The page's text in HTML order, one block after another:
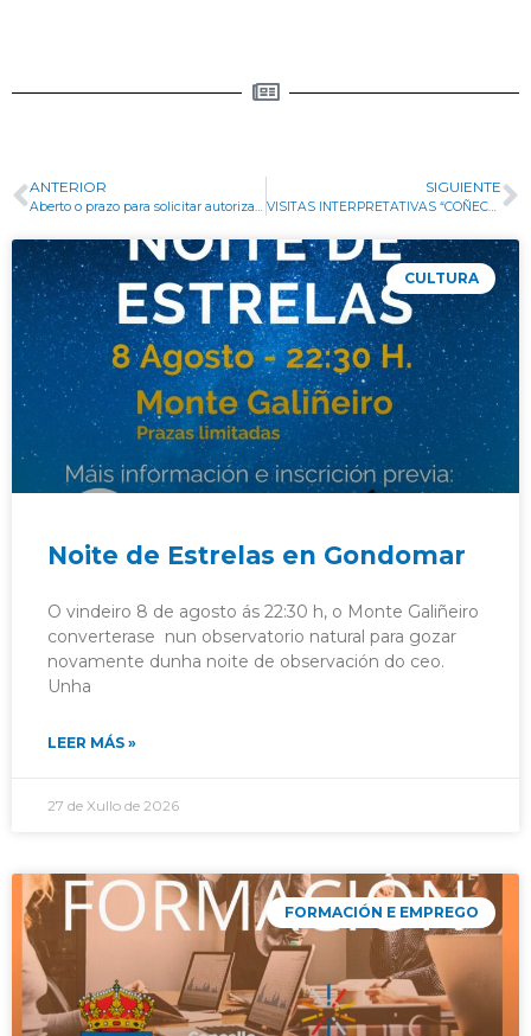
ANTERIOR
Aberto o prazo para solicitar autorizacións para a realización de cacharelas
SIGUIENTE
VISITAS INTERPRETATIVAS “COÑECENDO OS CURROS DE GONDOMAR”
CULTURA
Noite de Estrelas en Gondomar
O vindeiro 8 de agosto ás 22:30 h, o Monte Galiñeiro
converterase nun observatorio natural para gozar
novamente dunha noite de observación do ceo.
Unha
LEER MÁS »
27 de Xullo de 2026
FORMACIÓN E EMPREGO